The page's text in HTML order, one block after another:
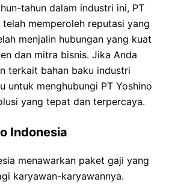
tahun dalam industri ini, PT
telah memperoleh reputasi yang
menjalin hubungan yang kuat
dan mitra bisnis. Jika Anda
terkait bahan baku industri
untuk menghubungi PT Yoshino
yang tepat dan terpercaya.
Indonesia
menawarkan paket gaji yang
karyawan-karyawannya.